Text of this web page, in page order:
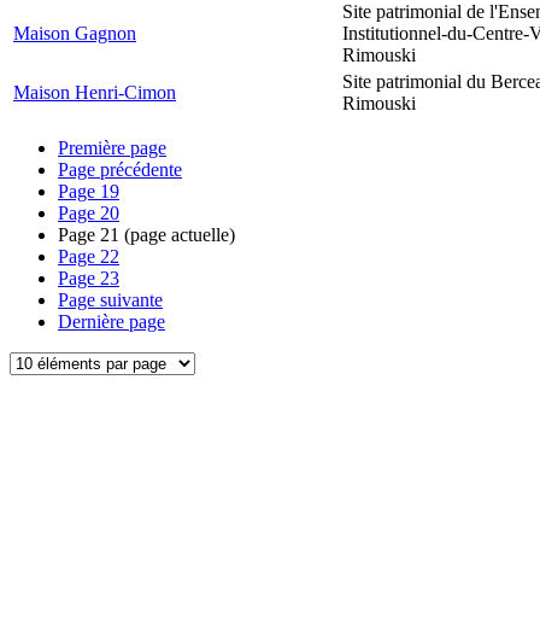
Maison Gagnon
Site patrimonial de
Institutionnel-du-Centre-
Rimouski
Maison Henri-Cimon
Site patrimonial du
Rimouski
Première page
Page précédente
Page 19
Page 20
Page 21 (page actuelle)
Page 22
Page 23
Page suivante
Dernière page